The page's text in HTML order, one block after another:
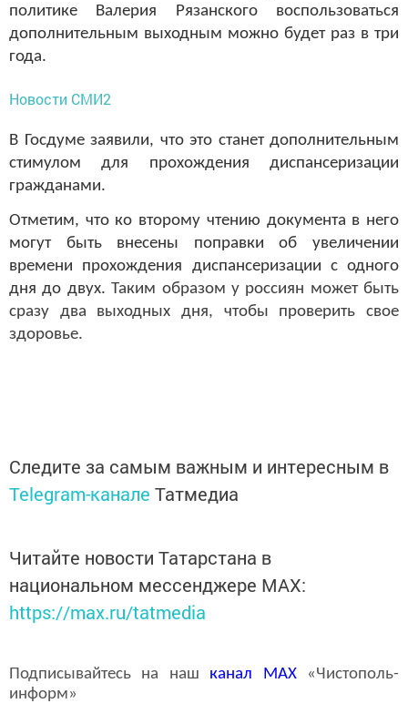
политике Валерия Рязанского воспользоваться
дополнительным выходным можно будет раз в три
года.
Новости СМИ2
В Госдуме заявили, что это станет дополнительным
стимулом для прохождения диспансеризации
гражданами.
Отметим, что ко второму чтению документа в него
могут быть внесены поправки об увеличении
времени прохождения диспансеризации с одного
дня до двух.Таким образом у россиян может быть
сразу два выходных дня, чтобы проверить свое
здоровье.
Следите за самым важным и интересным в
Telegram-канале Татмедиа
Читайте новости Татарстана в
национальном мессенджере MАХ:
https://max.ru/tatmedia
Подписывайтесь на наш канал MAX«Чистополь-
информ»